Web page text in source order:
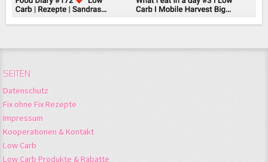
SEITEN
Datenschutz
Fix ohne Fix Rezepte
Impressum
Kooperationen & Kontakt
Low Carb
Low Carb Produkte & Rabatte